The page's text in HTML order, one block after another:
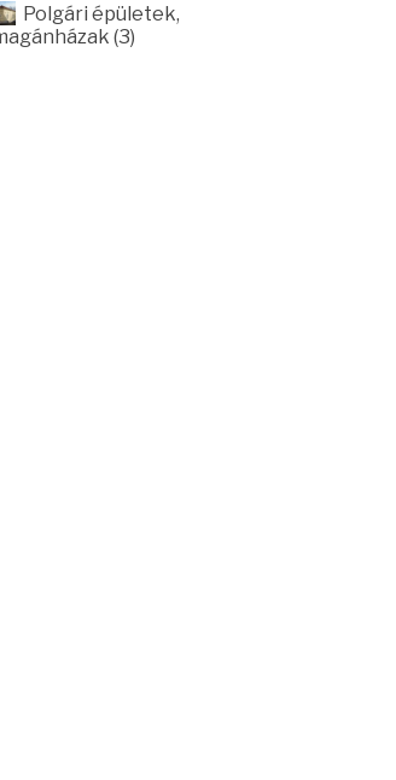
Polgári épületek,
(3)